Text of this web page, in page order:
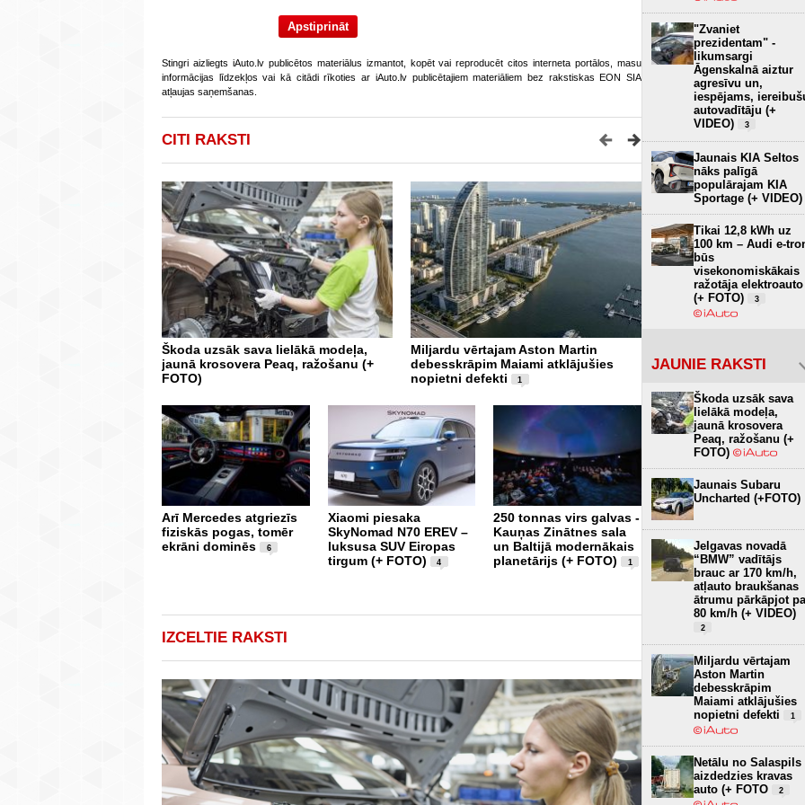
Stingri aizliegts iAuto.lv publicētos materiālus izmantot, kopēt vai reproducēt citos interneta portālos, masu
informācijas līdzekļos vai kā citādi rīkoties ar iAuto.lv publicētajiem materiāliem bez rakstiskas EON SIA
atļaujas saņemšanas.
CITI RAKSTI
Škoda uzsāk sava lielākā modeļa,
jaunā krosovera Peaq, ražošanu (+
FOTO)
Miljardu vērtajam Aston Martin
debesskrāpim Maiami atklājušies
nopietni defekti
1
Arī Mercedes atgriezīs
fiziskās pogas, tomēr
ekrāni dominēs
6
Xiaomi piesaka
SkyNomad N70 EREV –
luksusa SUV Eiropas
tirgum (+ FOTO)
4
250 tonnas virs galvas -
Kauņas Zinātnes sala
un Baltijā modernākais
planetārijs (+ FOTO)
1
redzami Otrā pasaules
Tikai 12,8 kWh uz 100
km – Audi e-tron būs
visekonomiskākais
ražotāja elektroauto (+
FOTO)
3
IZCELTIE RAKSTI
"Zvaniet
prezidentam" -
likumsargi
Āgenskalnā aiztur
agresīvu un,
iespējams,
autovadītāju (+
VIDEO)
3
Jaunais KIA Seltos
nāks palīgā
populārajam KIA
Sportage (+ VIDEO)
Tikai 12,8 kWh uz
100 km – Audi e-
būs
visekonomiskākais
ražotāja elektroauto
(+ FOTO)
3
JAUNIE RAKSTI
Škoda uzsāk sava
lielākā modeļa,
jaunā krosovera
Peaq, ražošanu (+
FOTO)
Jaunais Subaru
Uncharted (+FOTO)
Jelgavas novadā
“BMW” vadītājs
brauc ar 170 km/h,
atļauto braukšanas
ātrumu pārkāpjot
80 km/h (+ VIDEO)
2
Miljardu vērtajam
Aston Martin
debesskrāpim
Maiami atklājušies
nopietni defekti
1
Netālu no Salaspils
aizdedzies kravas
auto (+ FOTO
2